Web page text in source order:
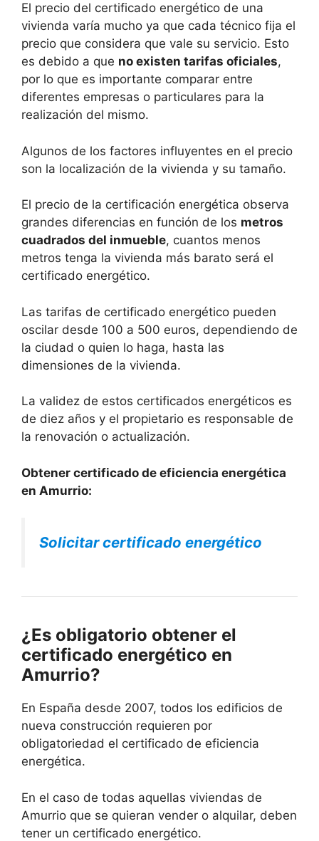
El precio del certificado energético de una
vivienda varía mucho ya que cada técnico fija el
precio que considera que vale su servicio. Esto
es debido a que no existen tarifas oficiales,
por lo que es importante comparar entre
diferentes empresas o particulares para la
realización del mismo.
Algunos de los factores influyentes en el precio
son la localización de la vivienda y su tamaño.
El precio de la certificación energética observa
grandes diferencias en función de los metros
cuadrados del inmueble, cuantos menos
metros tenga la vivienda más barato será el
certificado energético.
Las tarifas de certificado energético pueden
oscilar desde 100 a 500 euros, dependiendo de
la ciudad o quien lo haga, hasta las
dimensiones de la vivienda.
La validez de estos certificados energéticos es
de diez años y el propietario es responsable de
la renovación o actualización.
Obtener certificado de eficiencia energética
en Amurrio:
Solicitar certificado energético
¿Es obligatorio obtener el
certificado energético en
Amurrio?
En España desde 2007, todos los edificios de
nueva construcción requieren por
obligatoriedad el certificado de eficiencia
energética.
En el caso de todas aquellas viviendas de
Amurrio que se quieran vender o alquilar, deben
tener un certificado energético.